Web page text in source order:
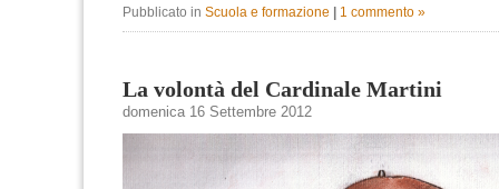
Pubblicato in Scuola e formazione | 1 commento »
La volontà del Cardinale Martini
domenica 16 Settembre 2012